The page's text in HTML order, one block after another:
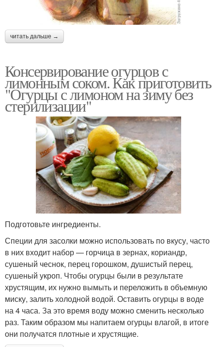
читать дальше →
Консервирование огурцов с
лимонным соком. Как приготовить
"Огурцы с лимоном на зиму без
стерилизации"
Подготовьте ингредиенты.
Специи для засолки можно использовать по вкусу, часто
в них входит набор — горчица в зернах, кориандр,
сушеный чеснок, перец горошком, душистый перец,
сушеный укроп. Чтобы огурцы были в результате
хрустящим, их нужно вымыть и переложить в объемную
миску, залить холодной водой. Оставить огурцы в воде
на 4 часа. За это время воду можно сменить несколько
раз. Таким образом мы напитаем огурцы влагой, в итоге
они получатся плотные и хрустящие.